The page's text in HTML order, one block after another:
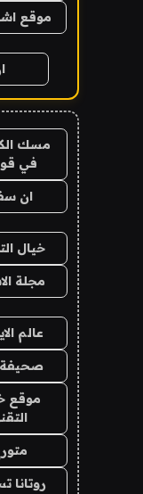
موقع
مسك
في
ان
خيال
مجلة
عالم
صحيفة
موقع
روتانا